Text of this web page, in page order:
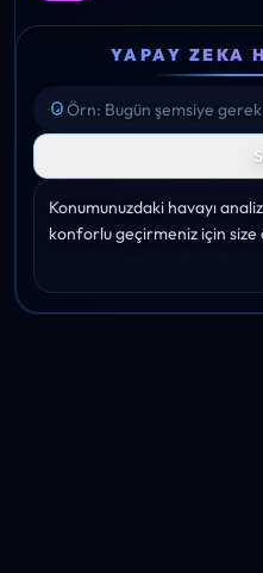
YAPAY ZEKA
Konumunuzdaki havayı
konforlu geçirmeniz için